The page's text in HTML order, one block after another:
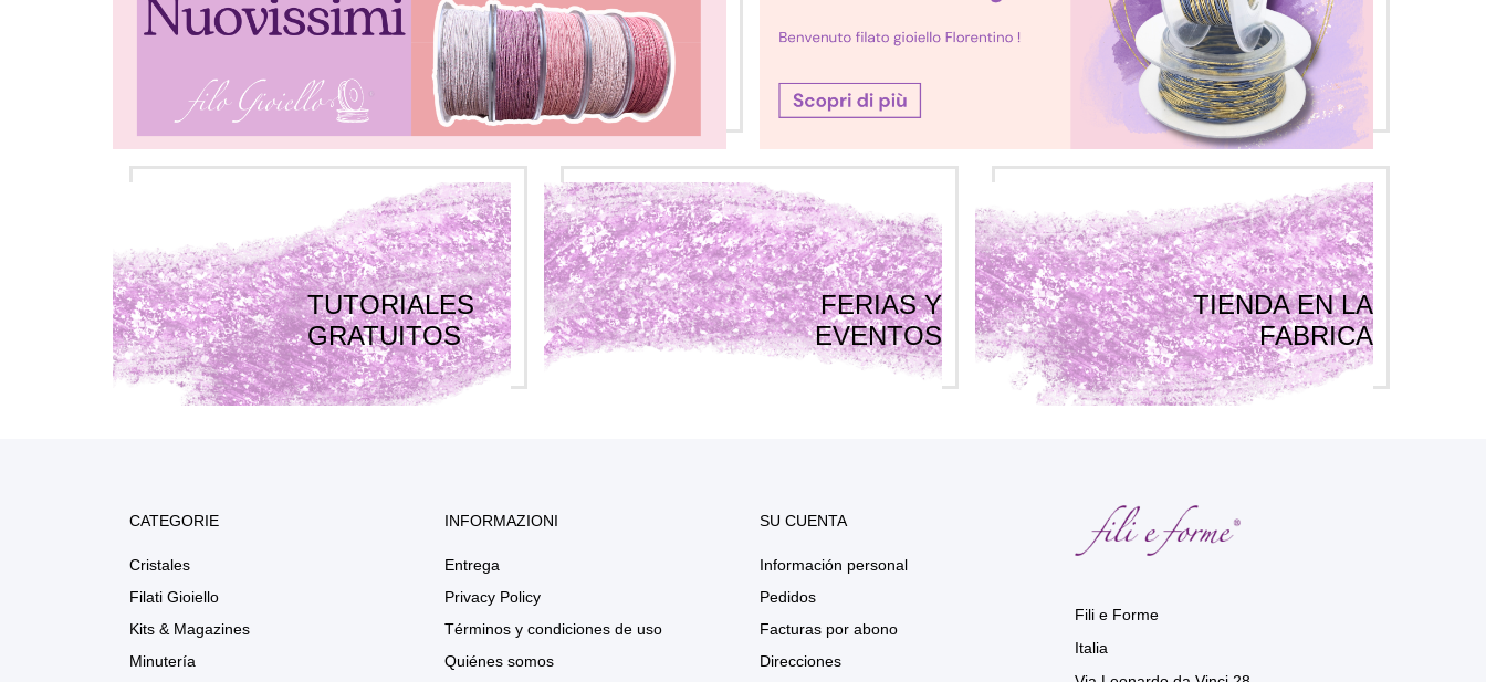
TUTORIALES
GRATUITOS
FERIAS Y
EVENTOS
TIENDA EN LA
FABRICA
CATEGORIE
Cristales
Filati Gioiello
Kits & Magazines
Minutería
INFORMAZIONI
Entrega
Privacy Policy
Términos y condiciones de uso
Quiénes somos
SU CUENTA
Información personal
Pedidos
Facturas por abono
Direcciones
Fili e Forme
Italia